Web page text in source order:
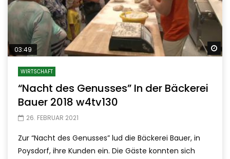
03:49
WIRTSCHAFT
“Nacht des Genusses” In der Bäckerei
Bauer 2018 w4tv130
26. FEBRUAR 2021
Zur “Nacht des Genusses” lud die Bäckerei Bauer, in
Poysdorf, ihre Kunden ein. Die Gäste konnten sich